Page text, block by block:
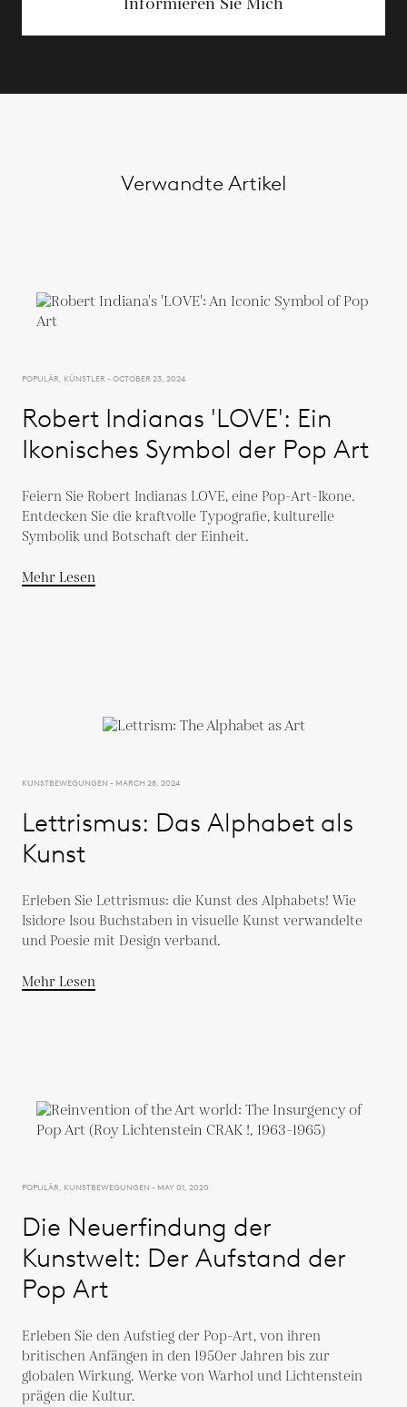
Verwandte Artikel
POPULÄR, KÜNSTLER - OCTOBER 23, 2024
Robert Indianas 'LOVE': Ein
Ikonisches Symbol der Pop Art
Feiern Sie Robert Indianas LOVE, eine Pop-Art-Ikone.
Entdecken Sie die kraftvolle Typografie, kulturelle
Symbolik und Botschaft der Einheit.
Mehr Lesen
KUNSTBEWEGUNGEN - MARCH 28, 2024
Lettrismus: Das Alphabet als
Kunst
Erleben Sie Lettrismus: die Kunst des Alphabets! Wie
Isidore Isou Buchstaben in visuelle Kunst verwandelte
und Poesie mit Design verband.
Mehr Lesen
POPULÄR, KUNSTBEWEGUNGEN - MAY 01, 2020
Die Neuerfindung der
Kunstwelt: Der Aufstand der
Pop Art
Erleben Sie den Aufstieg der Pop-Art, von ihren
britischen Anfängen in den 1950er Jahren bis zur
globalen Wirkung. Werke von Warhol und Lichtenstein
prägen die Kultur.